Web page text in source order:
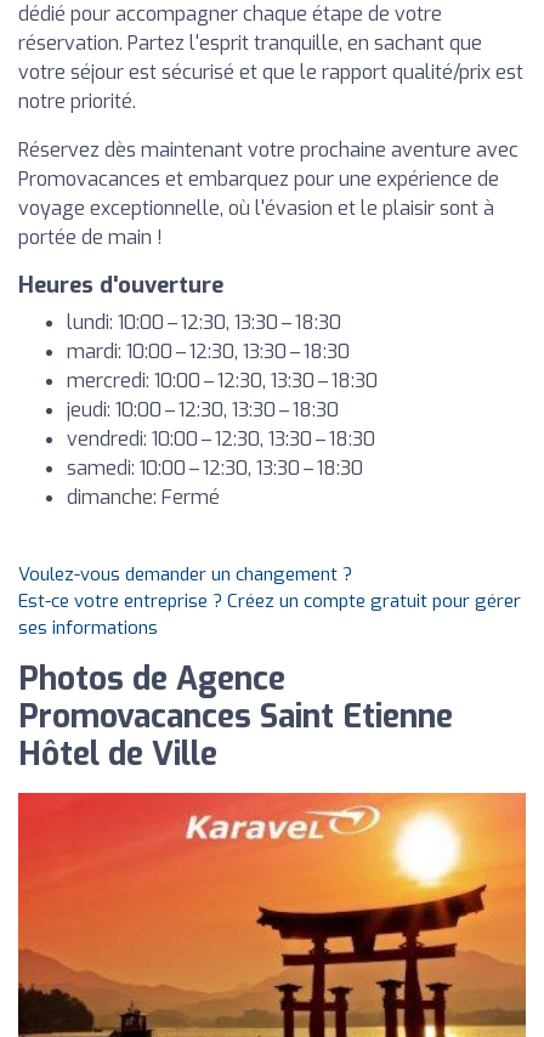
dédié pour accompagner chaque étape de votre
réservation. Partez l'esprit tranquille, en sachant que
votre séjour est sécurisé et que le rapport qualité/prix est
notre priorité.
Réservez dès maintenant votre prochaine aventure avec
Promovacances et embarquez pour une expérience de
voyage exceptionnelle, où l'évasion et le plaisir sont à
portée de main !
Heures d'ouverture
lundi: 10:00 – 12:30, 13:30 – 18:30
mardi: 10:00 – 12:30, 13:30 – 18:30
mercredi: 10:00 – 12:30, 13:30 – 18:30
jeudi: 10:00 – 12:30, 13:30 – 18:30
vendredi: 10:00 – 12:30, 13:30 – 18:30
samedi: 10:00 – 12:30, 13:30 – 18:30
dimanche: Fermé
Voulez-vous demander un changement ?
Est-ce votre entreprise ? Créez un compte gratuit pour gérer
ses informations
Photos de Agence
Promovacances Saint Etienne
Hôtel de Ville